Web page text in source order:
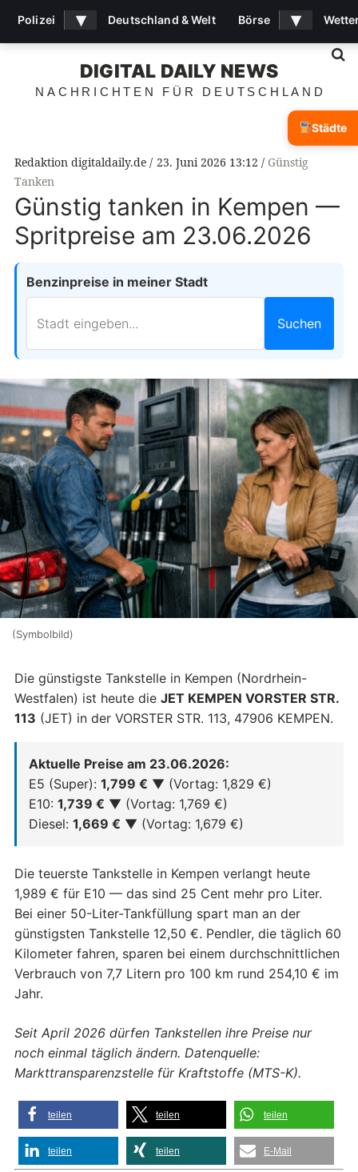
DIGITAL DAILY NEWS
NACHRICHTEN FÜR DEUTSCHLAND
Redaktion digitaldaily.de 23. Juni 2026 13:12
Günstig
Tanken
Günstig tanken in Kempen —
Spritpreise am 23.06.2026
Benzinpreise in meiner Stadt
Suchen
(Symbolbild)
Die günstigste Tankstelle in Kempen (Nordrhein-
Westfalen) ist heute die JET KEMPEN VORSTER STR.
113 (JET) in der VORSTER STR. 113, 47906 KEMPEN.
Aktuelle Preise am 23.06.2026:
E5 (Super): 1,799 € ▼ (Vortag: 1,829 €)
E10: 1,739 € ▼ (Vortag: 1,769 €)
Diesel: 1,669 € ▼ (Vortag: 1,679 €)
Die teuerste Tankstelle in Kempen verlangt heute
1,989 € für E10 — das sind 25 Cent mehr pro Liter.
Bei einer 50-Liter-Tankfüllung spart man an der
günstigsten Tankstelle 12,50 €. Pendler, die täglich 60
Kilometer fahren, sparen bei einem durchschnittlichen
Verbrauch von 7,7 Litern pro 100 km rund 254,10 € im
Jahr.
Seit April 2026 dürfen Tankstellen ihre Preise nur
noch einmal täglich ändern. Datenquelle:
Markttransparenzstelle für Kraftstoffe (MTS-K).
teilen teilen teilen
teilen teilen E-Mail
Polizei ▾ Deutschland & Welt Börse ▾
Städte